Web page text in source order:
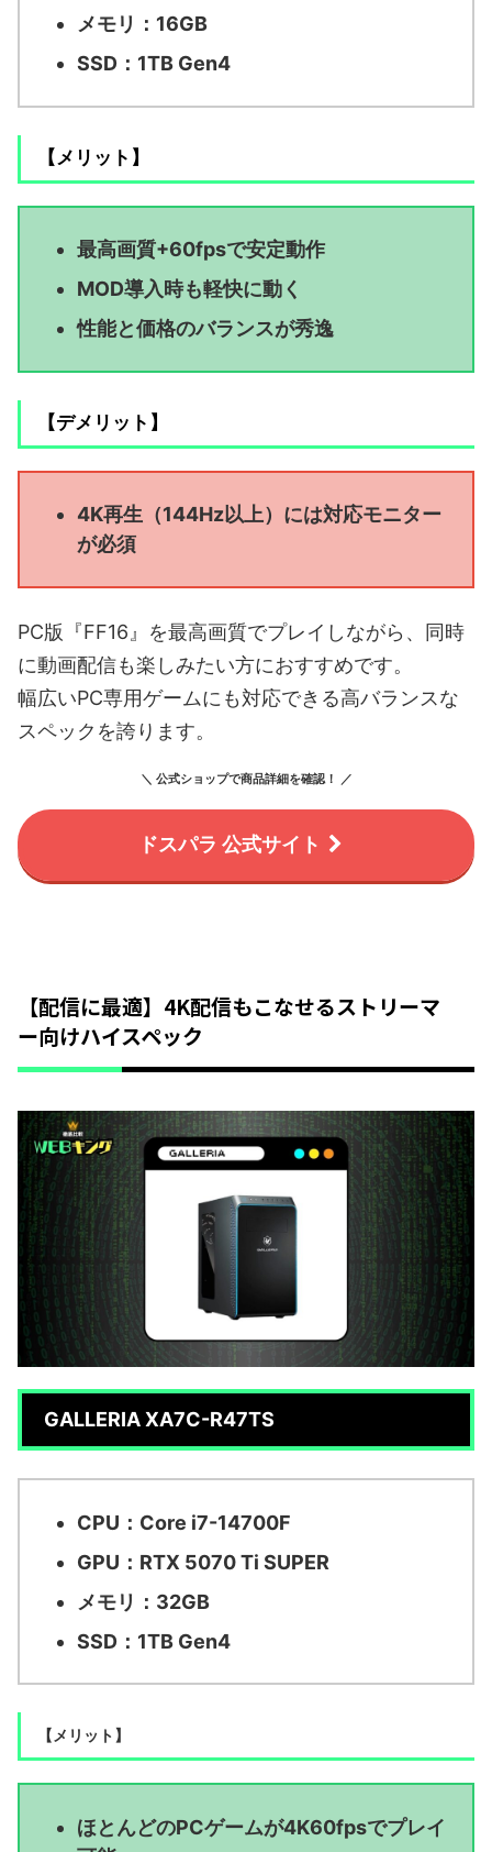
メモリ：16GB
SSD：1TB Gen4
【メリット】
最高画質+60fpsで安定動作
MOD導入時も軽快に動く
性能と価格のバランスが秀逸
【デメリット】
4K再生（144Hz以上）には対応モニター
が必須
PC版『FF16』を最高画質でプレイしながら、同時
に動画配信も楽しみたい方におすすめです。
幅広いPC専用ゲームにも対応できる高バランスな
スペックを誇ります。
＼ 公式ショップで商品詳細を確認！ ／
ドスパラ 公式サイト
【配信に最適】4K配信もこなせるストリーマ
ー向けハイスペック
GALLERIA XA7C-R47TS
CPU：Core i7-14700F
GPU：RTX 5070 Ti SUPER
メモリ：32GB
SSD：1TB Gen4
【メリット】
ほとんどのPCゲームが4K60fpsでプレイ